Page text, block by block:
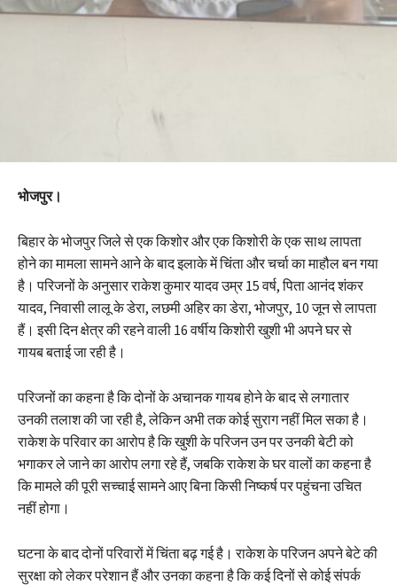
भोजपुर।
बिहार के भोजपुर जिले से एक किशोर और एक किशोरी के एक साथ लापता
होने का मामला सामने आने के बाद इलाके में चिंता और चर्चा का माहौल बन गया
है। परिजनों के अनुसार राकेश कुमार यादव उम्र 15 वर्ष, पिता आनंद शंकर
यादव, निवासी लालू के डेरा, लछमी अहिर का डेरा, भोजपुर, 10 जून से लापता
हैं। इसी दिन क्षेत्र की रहने वाली 16 वर्षीय किशोरी खुशी भी अपने घर से
गायब बताई जा रही है।
परिजनों का कहना है कि दोनों के अचानक गायब होने के बाद से लगातार
उनकी तलाश की जा रही है, लेकिन अभी तक कोई सुराग नहीं मिल सका है।
राकेश के परिवार का आरोप है कि खुशी के परिजन उन पर उनकी बेटी को
भगाकर ले जाने का आरोप लगा रहे हैं, जबकि राकेश के घर वालों का कहना है
कि मामले की पूरी सच्चाई सामने आए बिना किसी निष्कर्ष पर पहुंचना उचित
नहीं होगा।
घटना के बाद दोनों परिवारों में चिंता बढ़ गई है। राकेश के परिजन अपने बेटे की
सुरक्षा को लेकर परेशान हैं और उनका कहना है कि कई दिनों से कोई संपर्क